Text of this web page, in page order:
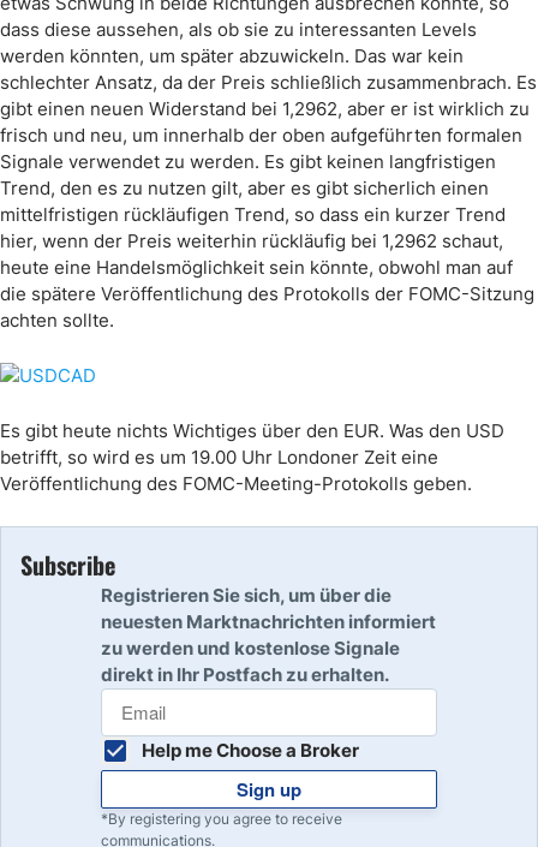
dass diese aussehen, als ob sie zu interessanten Levels
werden könnten, um später abzuwickeln. Das war kein
schlechter Ansatz, da der Preis schließlich zusammenbrach. Es
gibt einen neuen Widerstand bei 1,2962, aber er ist wirklich zu
frisch und neu, um innerhalb der oben aufgeführten formalen
Signale verwendet zu werden. Es gibt keinen langfristigen
Trend, den es zu nutzen gilt, aber es gibt sicherlich einen
mittelfristigen rückläufigen Trend, so dass ein kurzer Trend
hier, wenn der Preis weiterhin rückläufig bei 1,2962 schaut,
heute eine Handelsmöglichkeit sein könnte, obwohl man auf
die spätere Veröffentlichung des Protokolls der FOMC-Sitzung
achten sollte.
Es gibt heute nichts Wichtiges über den EUR. Was den USD
betrifft, so wird es um 19.00 Uhr Londoner Zeit eine
Veröffentlichung des FOMC-Meeting-Protokolls geben.
Subscribe
Registrieren Sie sich, um über die
neuesten Marktnachrichten informiert
zu werden und kostenlose Signale
direkt in Ihr Postfach zu erhalten.
Help me Choose a Broker
Sign up
*By registering you agree to receive
communications.